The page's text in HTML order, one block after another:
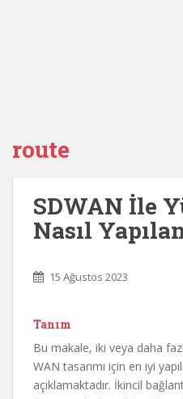
route
SDWAN İle
Nasıl
15 Ağustos 2023
Tanım
Bu makale, iki veya daha
WAN tasarımı için en iyi
açıklamaktadır. İkincil